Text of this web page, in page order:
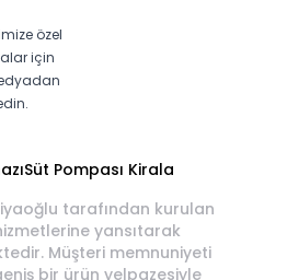
özel
için
Süt Pompası Kirala
tarafından kurulan
yansıtarak
Müşteri memnuniyeti
bir ürün yelpazesiyle